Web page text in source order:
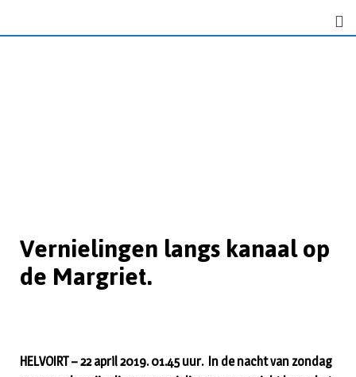
Vernielingen langs kanaal op
de Margriet.
HELVOIRT – 22 april 2019. 01.45 uur. In de nacht van zondag